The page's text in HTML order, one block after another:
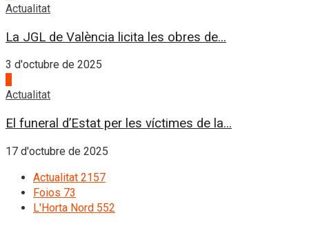
Actualitat
La JGL de València licita les obres de...
3 d'octubre de 2025
Actualitat
El funeral d’Estat per les víctimes de la...
17 d'octubre de 2025
Actualitat 2157
Foios 73
L'Horta Nord 552